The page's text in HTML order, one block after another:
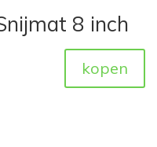
8 inch
kopen